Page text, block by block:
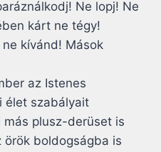
Ne lopj! Ne
kárt ne tégy!
kívánd! Mások
az Istenes
élet szabályait
plusz-derüset is
örök boldogságba is